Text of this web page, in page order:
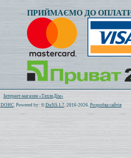
ПРИЙМАЄМО ДО
Всього: 1021542 Сьогодні: 136
Інтернет-магазин «ТеплоДім»
DOHC. Powered by: ©DoNS 1.7. 2016-2026. Розробка сайтів